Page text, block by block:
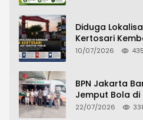
Diduga
Kertosari
10/07/2026 435
BPN Jakarta
Jemput Bola
Grogol
22/07/2026